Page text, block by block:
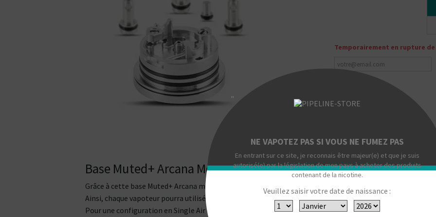
+
Temporairement en rupture
Base Muted+ Arcana Mods
Grâce à cette base Muted+ Arcana mods il est possible de transformer l'atomiseur Muted en sa nouvelle
Ainsi, chaque vapoteur pourra utilisé le nouveau système d'airflow qui a été introduit par le Muted+.
Pour une configuration en Single Air (Bottom), Double Air (Side) ou Triple Air.
"
NE VAPOTEZ PAS SI VOUS NE FUMEZ PAS
En entrant sur ce site, je reconnais être majeur(e) et que je suis
autorisé(e) par la législation de mon pays à acheter des produits
contenant de la nicotine.
Veuillez saisir votre date de naissance :